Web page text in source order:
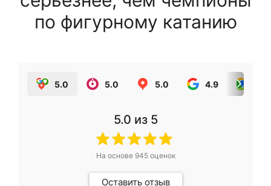
по фигурному катанию
5.0 5.0 5.0 4.9
5.0 из 5
На основе 945оценок
Оставить отзыв